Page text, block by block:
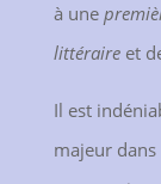
à une
littéraireet
Il est
majeur